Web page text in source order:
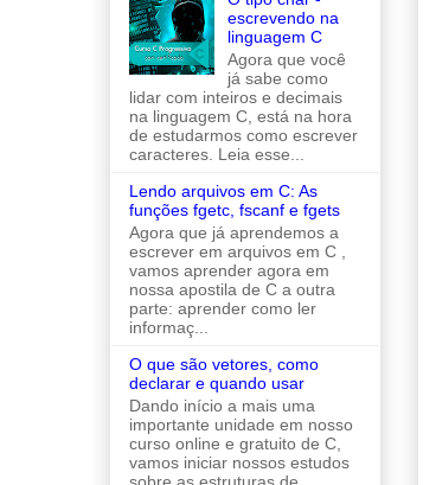
escrevendo na
linguagem C
Agora que você
já sabe como
lidar com inteiros e decimais
na linguagem C, está na hora
de estudarmos como escrever
caracteres. Leia esse...
Lendo arquivos em C: As
funções fgetc, fscanf e fgets
Agora que já aprendemos a
escrever em arquivos em C ,
vamos aprender agora em
nossa apostila de C a outra
parte: aprender como ler
informaç...
O que são vetores, como
declarar e quando usar
Dando início a mais uma
importante unidade em nosso
curso online e gratuito de C,
vamos iniciar nossos estudos
sobre as estruturas de